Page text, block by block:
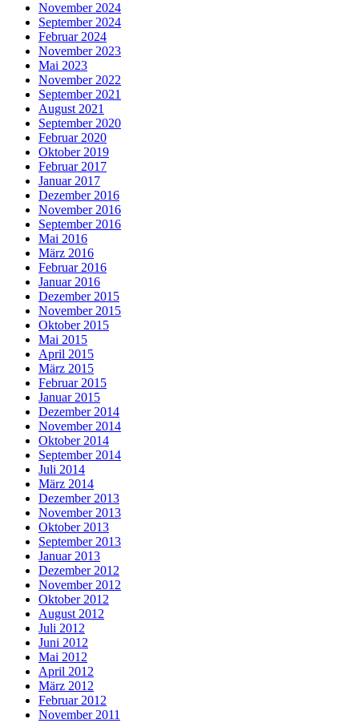
November 2024
September 2024
Februar 2024
November 2023
Mai 2023
November 2022
September 2021
August 2021
September 2020
Februar 2020
Oktober 2019
Februar 2017
Januar 2017
Dezember 2016
November 2016
September 2016
Mai 2016
März 2016
Februar 2016
Januar 2016
Dezember 2015
November 2015
Oktober 2015
Mai 2015
April 2015
März 2015
Februar 2015
Januar 2015
Dezember 2014
November 2014
Oktober 2014
September 2014
Juli 2014
März 2014
Dezember 2013
November 2013
Oktober 2013
September 2013
Januar 2013
Dezember 2012
November 2012
Oktober 2012
August 2012
Juli 2012
Juni 2012
Mai 2012
April 2012
März 2012
Februar 2012
November 2011